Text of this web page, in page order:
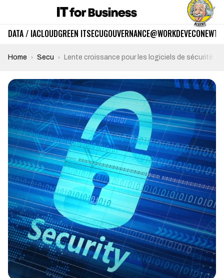
DATA / IACLOUDGREEN ITSECUGOUVERNANCE@WORKDEVECO
Home Secu Lente croissance pour les logiciels de sécurité